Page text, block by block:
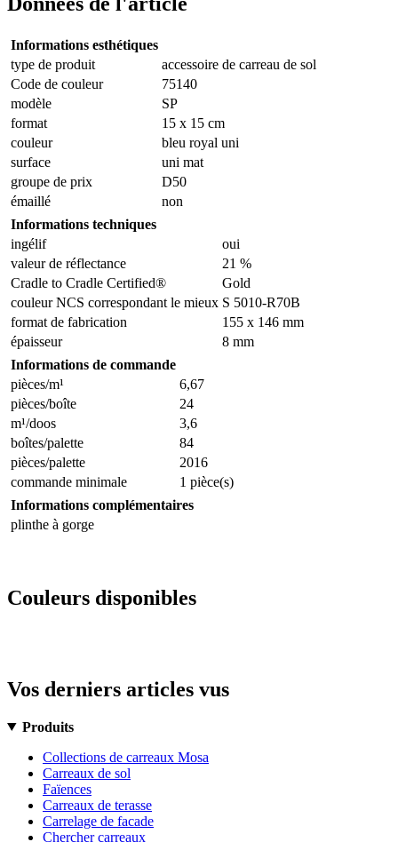
Informations esthétiques
type de produit
accessoire de carreau de sol
Code de couleur
75140
modèle
SP
format
15 x 15 cm
couleur
bleu royal uni
surface
uni mat
groupe de prix
D50
émaillé
non
Informations techniques
ingélif
oui
valeur de réflectance
21 %
Cradle to Cradle Certified®
Gold
couleur NCS correspondant le mieux S 5010-R70B
format de fabrication
155 x 146 mm
épaisseur
8 mm
Informations de commande
pièces/m¹
6,67
pièces/boîte
24
m¹/doos
3,6
boîtes/palette
84
pièces/palette
2016
commande minimale
1 pièce(s)
Informations complémentaires
plinthe à gorge
Couleurs disponibles
Vos derniers articles vus
Produits
Collections de carreaux Mosa
Carreaux de sol
Faïences
Carreaux de terasse
Carrelage de facade
Chercher carreaux